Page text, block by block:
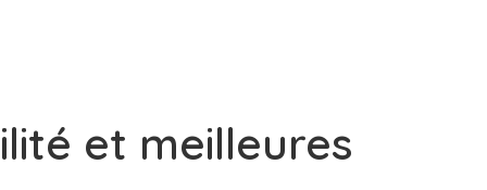
et meilleures